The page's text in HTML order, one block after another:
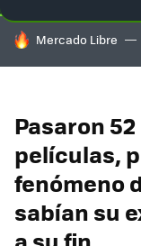
HOY SE HABLA DE
Mercado Libre
Pasaron
películas,
fenómeno
sabían su